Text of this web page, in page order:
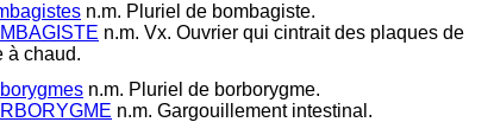
n.m. Pluriel de bombagiste.
n.m. Vx. Ouvrier qui cintrait des plaques de
à chaud.
n.m. Pluriel de borborygme.
n.m. Gargouillement intestinal.